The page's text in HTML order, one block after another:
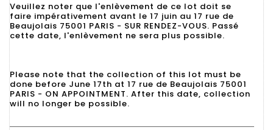
Veuillez noter que l'enlèvement de ce lot doit se
faire impérativement avant le 17 juin au 17 rue de
Beaujolais 75001 PARIS - SUR RENDEZ-VOUS. Passé
cette date, l'enlèvement ne sera plus possible.
Please note that the collection of this lot must be
done before June 17th at 17 rue de Beaujolais 75001
PARIS - ON APPOINTMENT. After this date, collection
will no longer be possible.